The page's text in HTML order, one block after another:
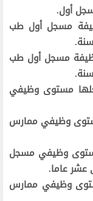
مسجل أول طب
وظيفة مسجل أول طب
مستوى وظيفي
وظيفي ممارس
وظيفي مسجل
عشر عاما.
وظيفي ممارس